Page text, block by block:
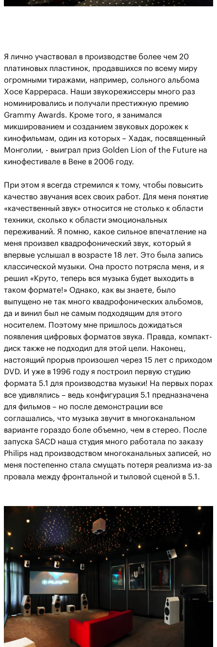
Я лично участвовал в производстве более чем 20
платиновых пластинок, продавшихся по всему миру
огромными тиражами, например, сольного альбома
Хосе Каррераса. Наши звукорежиссеры много раз
номинировались и получали престижную премию
Grammy Awards. Кроме того, я занимался
микшированием и созданием звуковых дорожек к
кинофильмам, один из которых – Хадак, посвященный
Монголии, - выиграл приз Golden Lion of the Future на
кинофестивале в Вене в 2006 году.
При этом я всегда стремился к тому, чтобы повысить
качество звучания всех своих работ. Для меня понятие
«качественный звук» относится не столько к области
техники, сколько к области эмоциональных
переживаний. Я помню, какое сильное впечатление на
меня произвел квадрофонический звук, который я
впервые услышал в возрасте 18 лет. Это была запись
классической музыки. Она просто потрясла меня, и я
решил «Круто, теперь вся музыка будет выходить в
таком формате!» Однако, как вы знаете, было
выпущено не так много квадрофонических альбомов,
да и винил был не самым подходящим для этого
носителем. Поэтому мне пришлось дожидаться
появления цифровых форматов звука. Правда, компакт-
диск также не подходил для этой цели. Наконец,
настоящий прорыв произошел через 15 лет с приходом
DVD. И уже в 1996 году я построил первую студию
формата 5.1 для производства музыки! На первых порах
все удивлялись – ведь конфигурация 5.1 предназначена
для фильмов – но после демонстрации все
соглашались, что музыка звучит в многоканальном
варианте гораздо боле объемно, чем в стерео. После
запуска SACD наша студия много работала по заказу
Philips над производством многоканальных записей, но
меня постепенно стала смущать потеря реализма из-за
провала между фронтальной и тыловой сценой в 5.1.